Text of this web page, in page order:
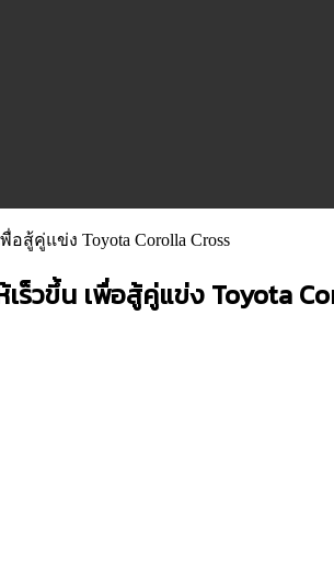
สู้คู่แข่ง Toyota Corolla Cross
ร็วขึ้น เพื่อสู้คู่แข่ง Toyota